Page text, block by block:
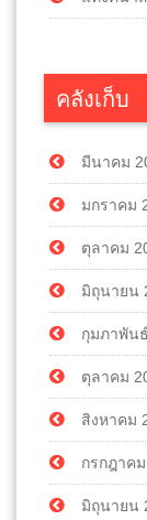
คลังเก็บ
มีนาคม
มกราคม
ตุลาคม
มิถุนายน
กุมภาพัน
ตุลาคม
สิงหาคม
กรกฎาค
มิถุนายน